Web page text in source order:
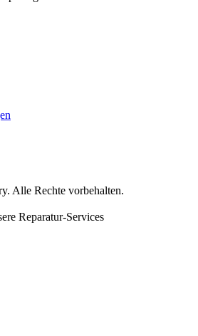
. Alle Rechte vorbehalten.
Reparatur-Services